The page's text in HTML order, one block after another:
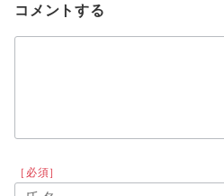
コメントする
［必須］